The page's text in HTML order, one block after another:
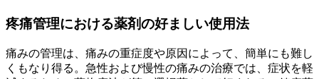
疼痛管理における薬剤の好ましい使用法
痛みの管理は、痛みの重症度や原因によって、簡単にも難し
くもなり得る。急性および慢性の痛みの治療では、症状を軽